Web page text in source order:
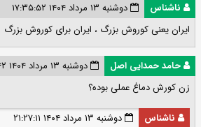
ناشناس
دوشنبه ۱۳ مرداد ۱۴۰۴ ۱۷:۳۵:۵۲
ایران یعنی کوروش بزرگ ، ایران برای کوروش بزرگ
حامد حمدایی اصل
دوشنبه ۱۳ مرداد ۱۴۰۴ ۱۹:۲۳:۴۲
زن کورش دماغ عملی بوده؟
ناشناس
دوشنبه ۱۳ مرداد ۱۴۰۴ ۲۱:۲۷:۱۱